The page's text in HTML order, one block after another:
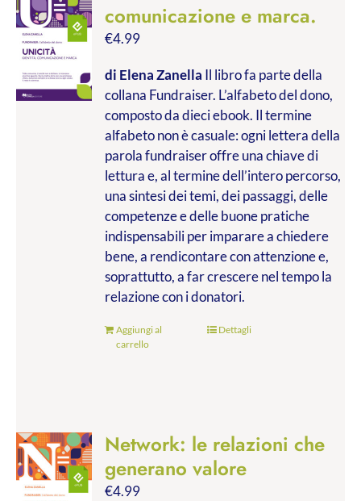
comunicazione e marca.
€4.99
di Elena Zanella Il libro fa parte della
collana Fundraiser. L’alfabeto del dono,
composto da dieci ebook. Il termine
alfabeto non è casuale: ogni lettera della
parola fundraiser offre una chiave di
lettura e, al termine dell’intero percorso,
una sintesi dei temi, dei passaggi, delle
competenze e delle buone pratiche
indispensabili per imparare a chiedere
bene, a rendicontare con attenzione e,
soprattutto, a far crescere nel tempo la
relazione con i donatori.
Aggiungi al
carrello
Dettagli
Network: le relazioni che
generano valore
€4.99